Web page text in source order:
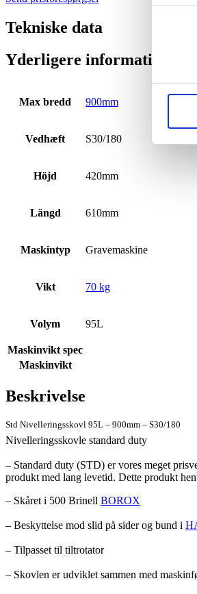
Tekniske data
Yderligere information
Max bredd 900mm
Vedhæft S30/180
Höjd 420mm
Längd 610mm
Maskintyp Gravemaskine
Vikt 70 kg
Volym 95L
Maskinvikt spec
Maskinvikt
Beskrivelse
Std Nivelleringsskovl 95L – 900mm – S30/180
Nivelleringsskovle standard duty
– Standard duty (STD) er vores meget
produkt med lang levetid. Dette produkt
– Skåret i 500 Brinell BOROX
– Beskyttelse mod slid på sider og bund i
– Tilpasset til tiltrotator
– Skovlen er udviklet sammen med